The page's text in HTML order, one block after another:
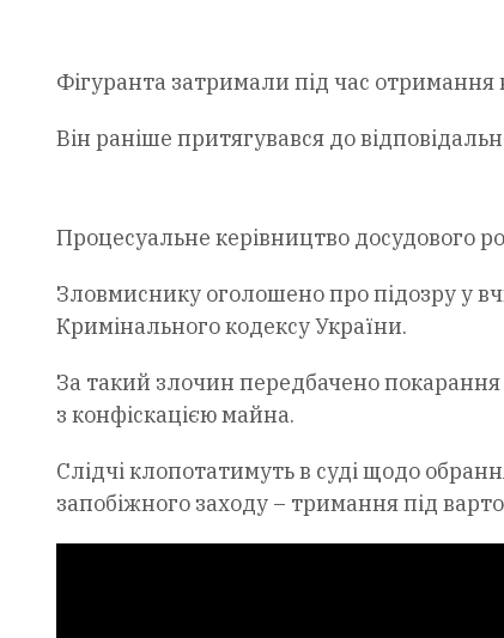
Фігуранта затримали під час отримання
Він раніше притягувався до
Процесуальне керівництво досудового
Зловмиснику оголошено про підозру у
Кримінального кодексу України.
За такий злочин передбачено покарання
з конфіскацією майна.
Слідчі клопотатимуть в суді щодо
запобіжного заходу – тримання під